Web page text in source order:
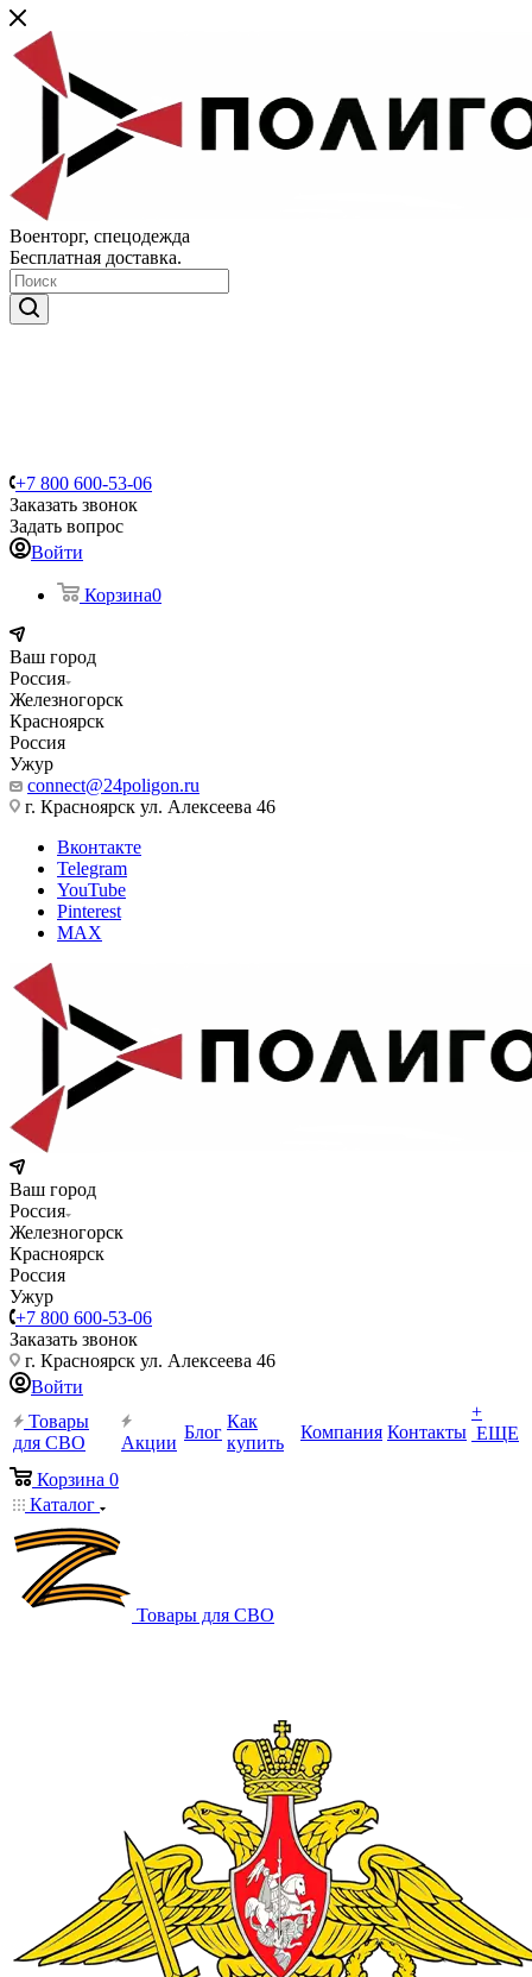
Военторг, спецодежда
Бесплатная доставка.
+7 800 600-53-06
Заказать звонок
Задать вопрос
Войти
Корзина0
Ваш город
Россия
Железногорск
Красноярск
Россия
Ужур
connect@24poligon.ru
г. Красноярск ул. Алексеева 46
Вконтакте
Telegram
YouTube
Pinterest
MAX
Ваш город
Россия
Железногорск
Красноярск
Россия
Ужур
+7 800 600-53-06
Заказать звонок
г. Красноярск ул. Алексеева 46
Войти
Товары
для СВО
Акции
Блог
Как
купить
Компания Контакты
+
ЕЩЕ
Корзина 0
Каталог
Товары для СВО